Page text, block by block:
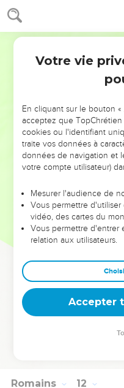
Romains 11
τὴν ἐκλογὴν ἀγαπητοὶ
29 ἀμεταμέλητα γὰρ τὰ
θεοῦ.
ὥσπερ γὰρ ὑμεῖς
ἵνα καὶ αὐτοὶ νῦν
συνέκλεισεν γὰρ ὁ
ἵνα τοὺς πάντας ἐλεήσῃ.
La grandeur
Ὦ βάθος πλούτου καὶ
ἀνεξεραύνητα τὰ
αἱ ὁδοὶ αὐτοῦ.
Τίς γὰρ ἔγνω νοῦν
ἢ τίς προέδωκεν
ὅτι ἐξ αὐτοῦ καὶ δι’
αὐτῷ ἡ δόξα εἰς τοὺς
Hébreu : © Westminster Leningrad
Romains 12
Votre vie
En cliquant sur le bouton
acceptez que
cookies ou l'identifiant
traite vos données à
données de navigation et
votre compte utilisateur)
Mesurer l'audience de
Vous permettre
vidéo, des cartes du
Vous permettre d'entrer
relation aux utilisateurs.
Accepter